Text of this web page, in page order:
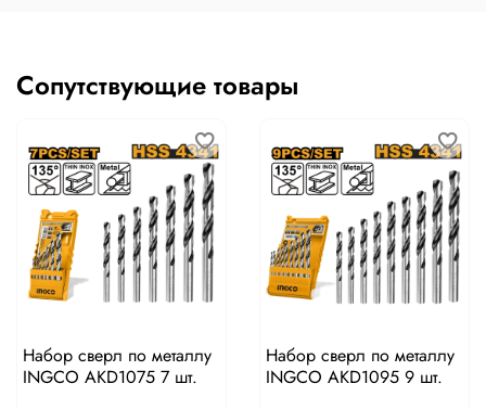
Сопутствующие товары
Набор сверл по металлу
INGCO AKD1075 7 шт.
Набор сверл по металлу
INGCO AKD1095 9 шт.